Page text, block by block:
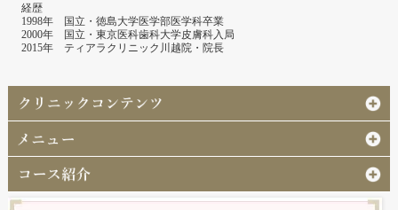
経歴
1998年 国立・徳島大学医学部医学科卒業
2000年 国立・東京医科歯科大学皮膚科入局
2015年 ティアラクリニック川越院・院長